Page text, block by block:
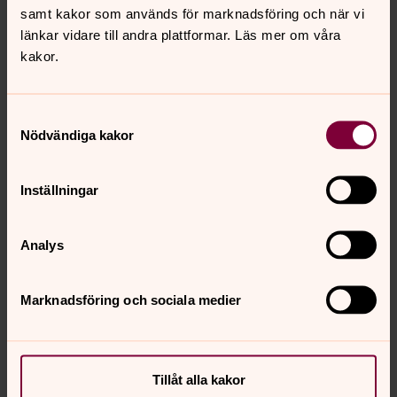
samt kakor som används för marknadsföring och när vi
länkar vidare till andra plattformar. Läs mer om våra
kakor.
Nödvändiga kakor
Inställningar
Analys
Marknadsföring och sociala medier
Tillåt alla kakor
Skicka